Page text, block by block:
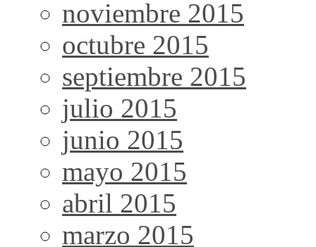
noviembre 2015
octubre 2015
septiembre 2015
julio 2015
junio 2015
mayo 2015
abril 2015
marzo 2015